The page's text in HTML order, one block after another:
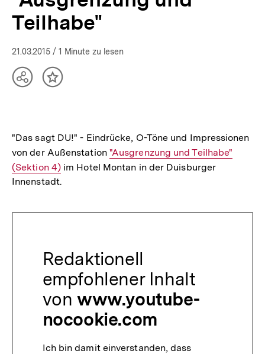
der
Demokratie
bpb.de
Teilhabe"
21.03.2015 / 1 Minute zu lesen
TeilenInhalt
"Das sagt DU!" - Eindrücke, O-Töne und Impressionen
von der Außenstation Interner
Link:
"Ausgrenzung und Teilhabe"
(Sektion 4) im Hotel Montan in der Duisburger
Innenstadt.
Redaktionell
empfohlener Inhalt
von www.youtube-
nocookie.com
Ich bin damit einverstanden, dass